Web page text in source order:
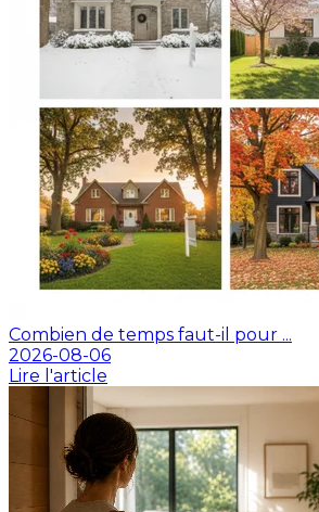
Combien de temps faut-il pour ...
2026-08-06
Lire l'article